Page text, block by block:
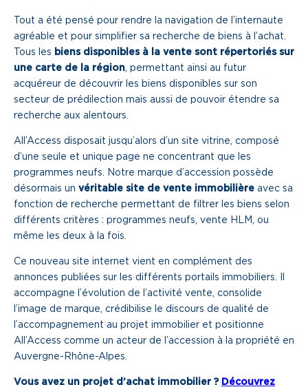
Une gouvernance de proximité
Notre histoire
Nous rejoindre
Notre culture
Tout a été pensé pour rendre la navigation de l’internaute
agréable et pour simplifier sa recherche de biens à l’achat.
Tous les biens disponibles à la vente sont répertoriés sur
une carte de la région , permettant ainsi au futur
acquéreur de découvrir les biens disponibles sur son
secteur de prédilection mais aussi de pouvoir étendre sa
recherche aux alentours.
All’Access disposait jusqu’alors d’un site vitrine, composé
d’une seule et unique page ne concentrant que les
programmes neufs. Notre marque d’accession possède
désormais un véritable site de vente immobilière avec sa
fonction de recherche permettant de filtrer les biens selon
différents critères : programmes neufs, vente HLM, ou
même les deux à la fois.
Ce nouveau site internet vient en complément des
annonces publiées sur les différents portails immobiliers. Il
accompagne l’évolution de l’activité vente, consolide
l’image de marque, crédibilise le discours de qualité de
l’accompagnement au projet immobilier et positionne
All’Access comme un acteur de l’accession à la propriété en
Auvergne-Rhône-Alpes.
Vous avez un projet d’achat immobilier ? Découvrez